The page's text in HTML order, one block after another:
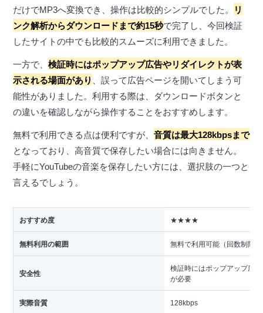
だけでMP3へ変換でき、操作は比較的シンプルでした。
リ
ンク解析からダウンロードまで約15秒で完了し、今回検証
したサイトの中でも比較的スムーズに利用できました。
一方で、検証時にはポップアップ広告やリダイレクトが表
示される場面があり
、誤って広告ページを開いてしまう可
能性がありました。利用する際は、ダウンロードボタンと
の違いを確認しながら操作することをおすすめします。
無料で利用できる点は便利ですが、音質は最大128kbpsまで
となっており、高音質で保存したい場合には向きません。
手軽にYouTubeの音楽を保存したい方には、選択肢の一つと
言えるでしょう。
おすすめ度 ★★★★
無料利用の範囲 無料で利用可能（回数制限
安全性
検証時にはポップアップ広
が必要
実際音質 128kbps